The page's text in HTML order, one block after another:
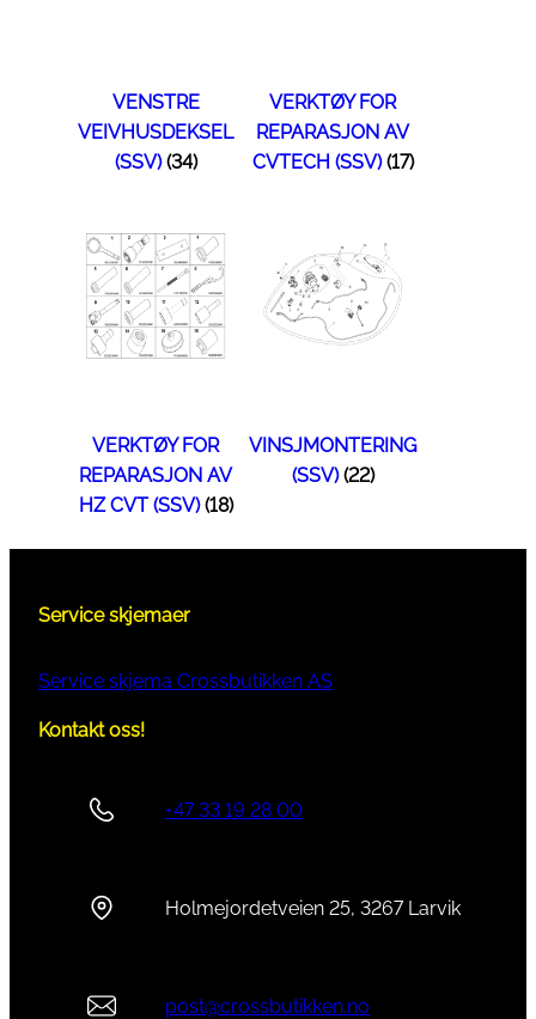
VENSTRE
VEIVHUSDEKSEL
(SSV)(34)
VERKTØY FOR
REPARASJON AV
CVTECH (SSV)(17)
VERKTØY FOR
REPARASJON AV
HZ CVT (SSV)(18)
VINSJMONTERING
(SSV)(22)
Service skjemaer
Service skjema Crossbutikken AS
Kontakt oss!
+47 33 19 28 00
Holmejordetveien 25, 3267 Larvik
post@crossbutikken.no